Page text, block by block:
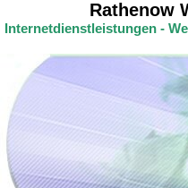
Rathenow
Internetdienstleistungen -